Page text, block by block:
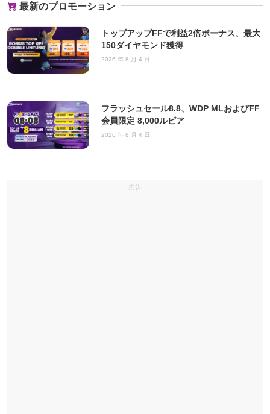
最新のプロモーション
トップアップFFで利益2倍ボーナス、最大
150ダイヤモンド獲得
2026 年 8 月 4 日
フラッシュセール8.8、WDP MLおよびFF
会員限定 8,000ルピア
2026 年 8 月 4 日
広告